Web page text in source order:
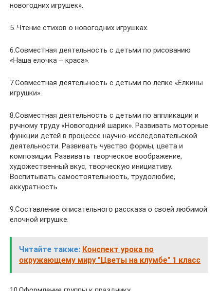
новогодних игрушек».
5. Чтение стихов о новогодних игрушках.
6.Совместная деятельность с детьми по рисованию
«Наша елочка – краса».
7.Совместная деятельность с детьми по лепке «Ёлкины
игрушки».
8.Совместная деятельность с детьми по аппликации и
ручному труду «Новогодний шарик». Развивать моторные
функции детей в процессе научно-исследовательской
деятельности. Развивать чувство формы, цвета и
композиции. Развивать творческое воображение,
художественный вкус, творческую инициативу.
Воспитывать самостоятельность, трудолюбие,
аккуратность.
9.Составление описательного рассказа о своей любимой
елочной игрушке.
Читайте также: Конспект урока по
окружающему миру "Цветы на клумбе" 1 класс